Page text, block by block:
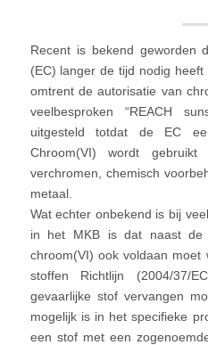
Recent is bekend geworden
(EC) langer de tijd nodig
omtrent de autorisatie van
veelbesproken “REACH
uitgesteld totdat de EC
Chroom(VI) wordt
verchromen, chemisch
metaal.
Wat echter onbekend is bij
in het MKB is dat naast de
chroom(VI) ook voldaan moet
stoffen Richtlijn (2004/37/
gevaarlijke stof vervangen
mogelijk is in het specifieke
een stof met een